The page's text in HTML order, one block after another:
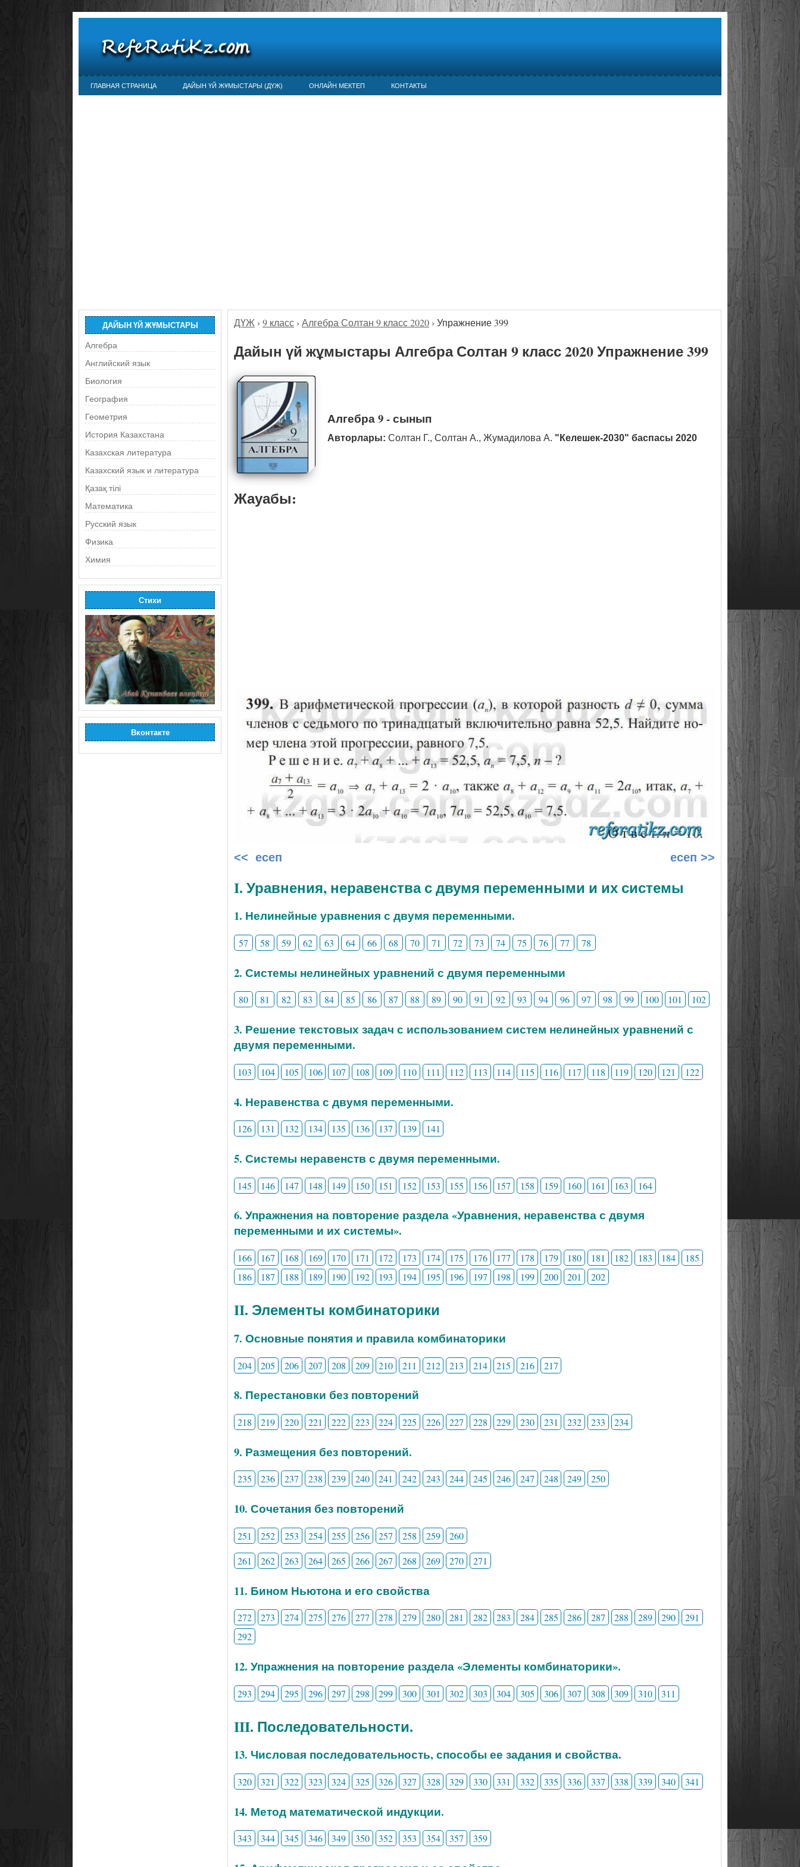
ГЛАВНАЯ СТРАНИЦА ДАЙЫН ҮЙ ЖҰМЫСТАРЫ (ДҮЖ) ОНЛАЙН МЕКТЕП КОНТАКТЫ
ДАЙЫН ҮЙ ЖҰМЫСТАРЫ
Алгебра
Английский язык
Биология
География
Геометрия
История Казахстана
Казахская литература
Казахский язык и литература
Қазақ тілі
Математика
Русский язык
Физика
Химия
Стихи
Вконтакте
ДҮЖ › 9 класс › Алгебра Солтан 9 класс 2020 › Упражнение 399
Дайын үй жұмыстары Алгебра Солтан 9 класс 2020 Упражнение 399
Алгебра 9 - сынып
Авторлары: Солтан Г., Солтан А., Жумадилова А. "Келешек-2030" баспасы 2020
Жауабы:
<< есеп есеп >>
I. Уравнения, неравенства с двумя переменными и их системы
1. Нелинейные уравнения с двумя переменными.
57 58 59 62 63 64 66 68 70 71 72 73 74 75 76 77 78
2. Системы нелинейных уравнений с двумя переменными
80 81 82 83 84 85 86 87 88 89 90 91 92 93 94 96 97 98 99 100 101 102
3. Решение текстовых задач с использованием систем нелинейных уравнений с
двумя переменными.
103 104 105 106 107 108 109 110 111 112 113 114 115 116 117 118 119 120 121 122
4. Неравенства с двумя переменными.
126 131 132 134 135 136 137 139 141
5. Системы неравенств с двумя переменными.
145 146 147 148 149 150 151 152 153 155 156 157 158 159 160 161 163 164
6. Упражнения на повторение раздела «Уравнения, неравенства с двумя
переменными и их системы».
166 167 168 169 170 171 172 173 174 175 176 177 178 179 180 181 182 183 184
185
186
187 188 189 190 192 193 194 195 196 197 198 199 200 201 202
II. Элементы комбинаторики
7. Основные понятия и правила комбинаторики
204 205 206 207 208 209 210 211 212 213 214 215 216 217
8. Перестановки без повторений
218 219 220 221 222 223 224 225 226 227 228 229 230 231 232 233 234
9. Размещения без повторений.
235 236 237 238 239 240 241 242 243 244 245 246 247 248 249 250
10. Сочетания без повторений
251 252 253 254 255 256 257 258 259
260
261
262 263 264 265 266 267 268 269 270 271
11. Бином Ньютона и его свойства
272 273 274 275 276 277 278 279 280 281 282 283 284 285 286 287 288 289 290
291
292
12. Упражнения на повторение раздела «Элементы комбинаторики».
293 294 295 296 297 298 299 300 301 302 303 304 305 306 307 308 309 310 311
III. Последовательности.
13. Числовая последовательность, способы ее задания и свойства.
320 321 322 323 324 325 326 327 328 329 330 331 332 335 336 337 338 339 340 341
14. Метод математической индукции.
343 344 345 346 349 350 352 353 354 357 359